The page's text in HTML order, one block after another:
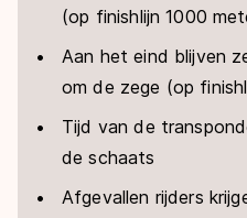
(op finishlijn 1000
Aan het eind blijven
om de zege (op
Tijd van de
de schaats
Afgevallen rijders